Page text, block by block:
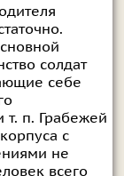
солдат
себе
т. п. Грабежей
с
не
всего